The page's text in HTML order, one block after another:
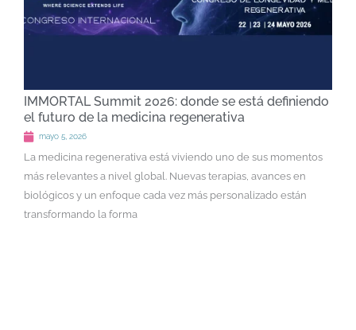
IMMORTAL Summit 2026: donde se está definiendo
el futuro de la medicina regenerativa
mayo 5, 2026
La medicina regenerativa está viviendo uno de sus momentos
más relevantes a nivel global. Nuevas terapias, avances en
biológicos y un enfoque cada vez más personalizado están
transformando la forma